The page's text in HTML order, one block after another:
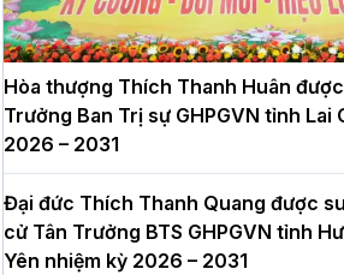
Hòa thượng Thích Thanh Huân
Trưởng Ban Trị sự GHPGVN tỉnh Lai
2026 – 2031
Đại đức Thích Thanh Quang được
cử Tân Trưởng BTS GHPGVN tỉnh
Yên nhiệm kỳ 2026 – 2031